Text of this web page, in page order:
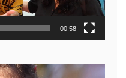
00:58